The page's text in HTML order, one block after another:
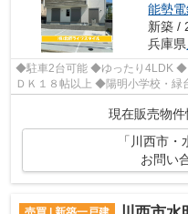
能勢
新築 /
兵庫県
◆駐車2台可能 ◆ゆったり4LDK ◆
ＤＫ１８帖以上 ◆陽明小学校・緑
現在販売物件
「川西市
お問い